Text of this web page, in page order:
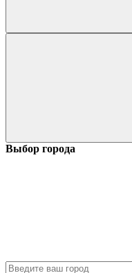
Выбор города